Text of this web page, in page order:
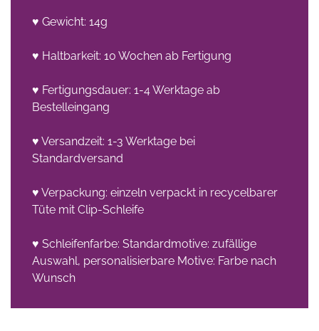
♥ Gewicht: 14g
♥ Haltbarkeit: 10 Wochen ab Fertigung
♥ Fertigungsdauer: 1-4 Werktage ab
Bestelleingang
♥ Versandzeit: 1-3 Werktage bei
Standardversand
♥ Verpackung: einzeln verpackt in recycelbarer
Tüte mit Clip-Schleife
♥ Schleifenfarbe: Standardmotive: zufällige
Auswahl, personalisierbare Motive: Farbe nach
Wunsch